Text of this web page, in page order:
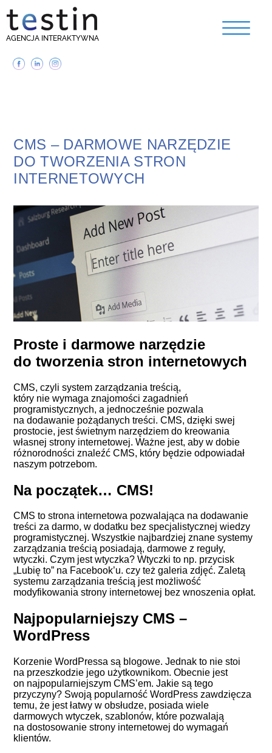
AGENCJA INTERAKTYWNA
CMS – DARMOWE NARZĘDZIE
DO TWORZENIA STRON
INTERNETOWYCH
Proste i darmowe narzędzie
do tworzenia stron internetowych
CMS, czyli system zarządzania treścią,
który nie wymaga znajomości zagadnień
programistycznych, a jednocześnie pozwala
na dodawanie pożądanych treści. CMS, dzięki swej
prostocie, jest świetnym narzędziem do kreowania
własnej strony internetowej. Ważne jest, aby w dobie
różnorodności znaleźć CMS, który będzie odpowiadał
naszym potrzebom.
Na początek… CMS!
CMS to strona internetowa pozwalająca na dodawanie
treści za darmo, w dodatku bez specjalistycznej wiedzy
programistycznej. Wszystkie najbardziej znane systemy
zarządzania treścią posiadają, darmowe z reguły,
wtyczki. Czym jest wtyczka? Wtyczki to np. przycisk
„Lubię to” na Facebook’u. czy też galeria zdjęć. Zaletą
systemu zarządzania treścią jest możliwość
modyfikowania strony internetowej bez wnoszenia opłat.
Najpopularniejszy CMS –
WordPress
KorzenieWordPressa są blogowe. Jednak to nie stoi
na przeszkodzie jego użytkownikom. Obecnie jest
on najpopularniejszym CMS’em. Jakie są tego
przyczyny? Swoją popularność WordPress zawdzięcza
temu, że jest łatwy w obsłudze, posiada wiele
darmowych wtyczek, szablonów, które pozwalają
na dostosowanie strony internetowej do wymagań
klientów.